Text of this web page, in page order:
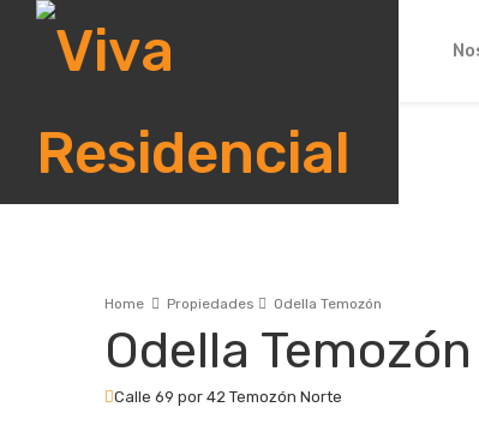
Home Propiedades Odella Temozón
Odella Temozón
Calle 69 por 42 Temozón Norte